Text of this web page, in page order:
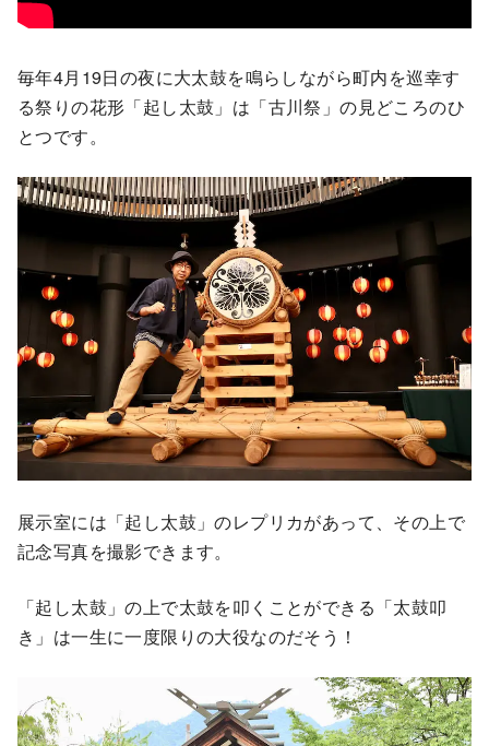
毎年4月19日の夜に大太鼓を鳴らしながら町内を巡幸す
る祭りの花形「起し太鼓」は「古川祭」の見どころのひ
とつです。
展示室には「起し太鼓」のレプリカがあって、その上で
記念写真を撮影できます。
「起し太鼓」の上で太鼓を叩くことができる「太鼓叩
き」は一生に一度限りの大役なのだそう！